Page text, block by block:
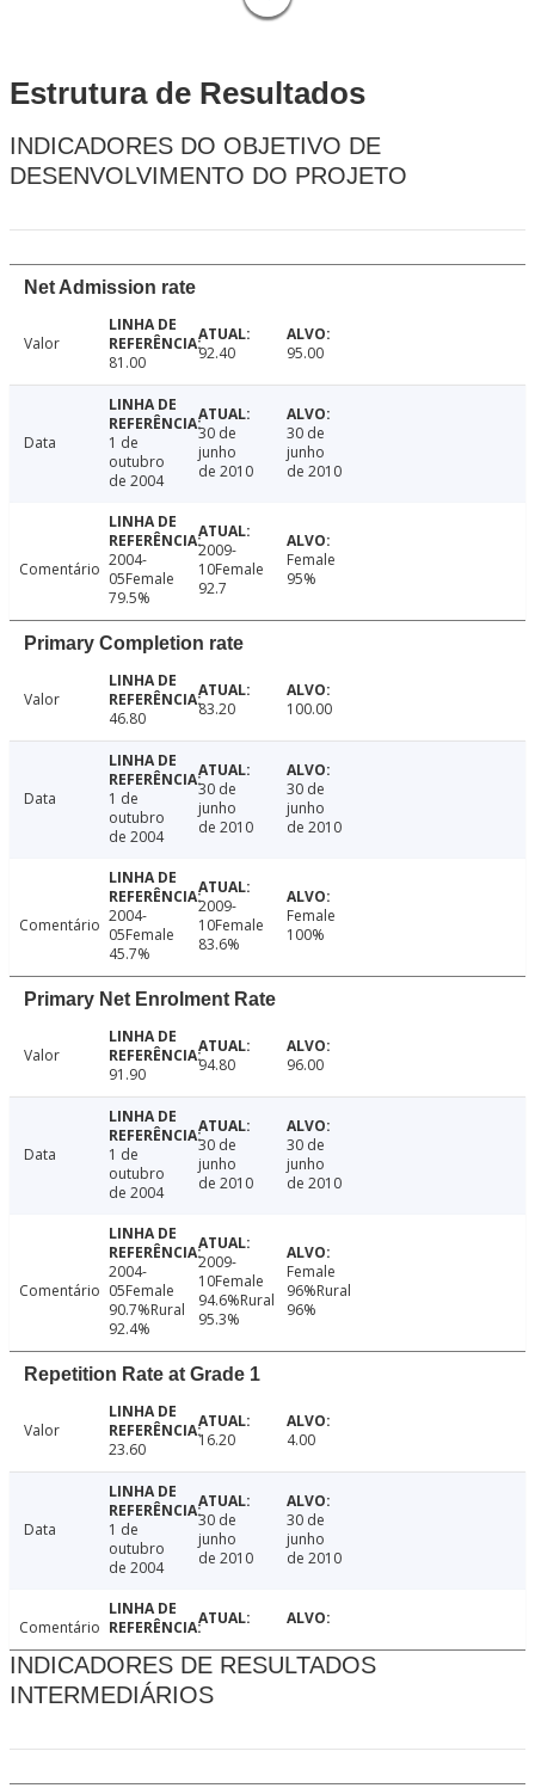
Estrutura de Resultados
INDICADORES DO OBJETIVO DE
DESENVOLVIMENTO DO PROJETO
Net Admission rate
Valor
81.00
92.40 95.00
Data
1 de
outubro
de 2004
30 de
junho
de 2010
30 de
junho
de 2010
Comentário 2004-
05Female
79.5%
2009-
10Female
92.7
Female
95%
Primary Completion rate
Valor
46.80
83.20 100.00
Data
1 de
outubro
de 2004
30 de
junho
de 2010
30 de
junho
de 2010
Comentário 2004-
05Female
45.7%
2009-
10Female
83.6%
Female
100%
Primary Net Enrolment Rate
Valor
91.90
94.80 96.00
Data
1 de
outubro
de 2004
30 de
junho
de 2010
30 de
junho
de 2010
Comentário
2004-
05Female
90.7%Rural
92.4%
2009-
10Female
94.6%Rural
95.3%
Female
96%Rural
96%
Repetition Rate at Grade 1
Valor
23.60
16.20 4.00
Data
1 de
outubro
de 2004
30 de
junho
de 2010
30 de
junho
de 2010
Comentário
INDICADORES DE RESULTADOS
INTERMEDIÁRIOS